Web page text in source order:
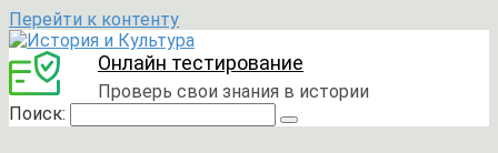
Перейти к контенту
Онлайн тестирование
Проверь свои знания в истории
Поиск: